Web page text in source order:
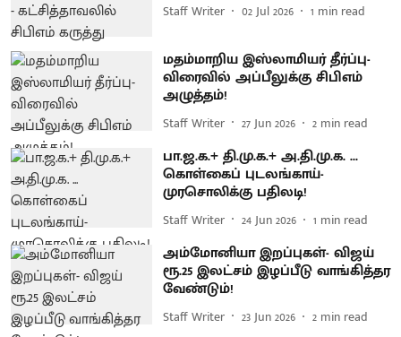
Staff Writer 02 Jul 2026 1 min read
மதம்மாறிய இஸ்லாமியர் தீர்ப்பு-
விரைவில் அப்பீலுக்கு சிபிஎம்
அழுத்தம்!
Staff Writer 27 Jun 2026 2 min read
பா.ஜ.க.+ தி.மு.க.+ அ.தி.மு.க. ...
கொள்கைப் புடலங்காய்-
முரசொலிக்கு பதிலடி!
Staff Writer 24 Jun 2026 1 min read
அம்மோனியா இறப்புகள்- விஜய்
ரூ.25 இலட்சம் இழப்பீடு வாங்கித்தர
வேண்டும்!
Staff Writer 23 Jun 2026 2 min read